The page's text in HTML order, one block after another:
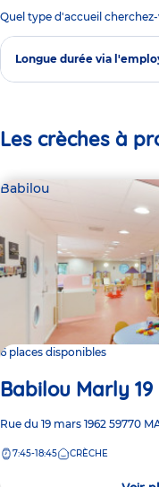
Quel type d'accueil
Longue durée via
Les crèches à
Babilou
6 places disponibles
Babilou Marly 19
Adresse
la
Rue du 19 mars 1962 59770
7:45-18:45 CRÈCHE